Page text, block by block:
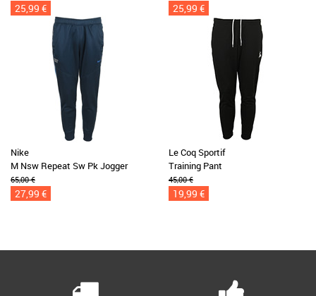
25,99 € 25,99 €
Nike
M Nsw Repeat Sw Pk Jogger
65,00 €
27,99 €
Le Coq Sportif
Training Pant
45,00 €
19,99 €